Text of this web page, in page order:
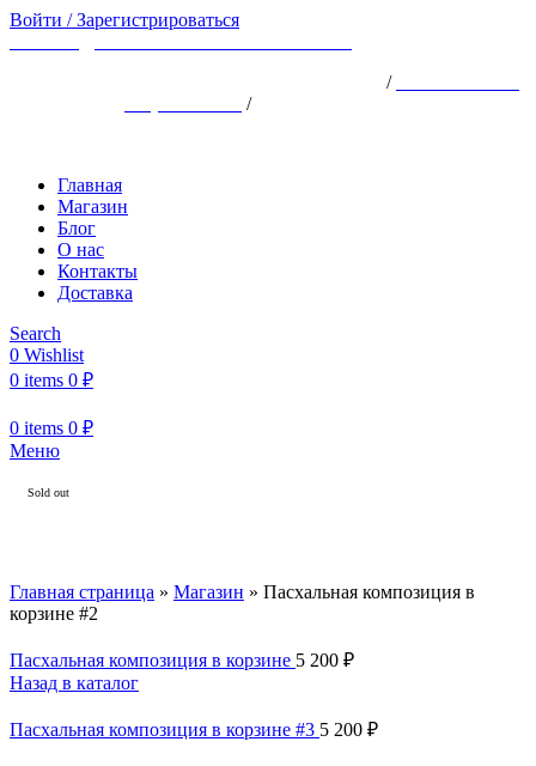
Войти / Зарегистрироваться
/
/
Главная
Магазин
Блог
О нас
Контакты
Доставка
Search
0 Wishlist
0 items 0 ₽
0 items 0 ₽
Меню
Sold out
Главная страница » Магазин » Пасхальная композиция в
корзине #2
Пасхальная композиция в корзине 5 200 ₽
Назад в каталог
Пасхальная композиция в корзине #3 5 200 ₽